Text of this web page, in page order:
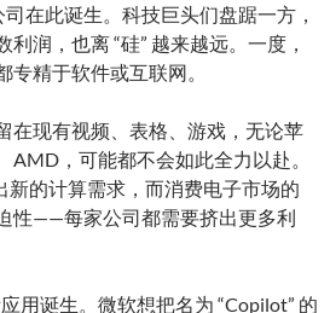
在此诞生。科技巨头们盘踞一方，
润，也离 “硅” 越来越远。一度，
精于软件或互联网。
在现有视频、表格、游戏，无论苹
AMD，可能都不会如此全力以赴。
新的计算需求，而消费电子市场的
性——每家公司都需要挤出更多利
用诞生。微软想把名为 “Copilot” 的